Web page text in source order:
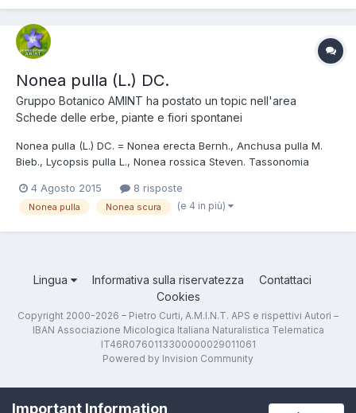
Nonea pulla (L.) DC.
Gruppo Botanico AMINT ha postato un topic nell'area
Schede delle erbe, piante e fiori spontanei
Nonea pulla (L.) DC. = Nonea erecta Bernh., Anchusa pulla M.
Bieb., Lycopsis pulla L., Nonea rossica Steven. Tassonomia
scura. Foto e descrizione Pianta erbacea perenne, interamente
setoso-ispida, alta fino a 50...
4 Agosto 2015 8 risposte
Nonea pulla Nonea scura (e 4 in più)
Lingua Informativa sulla riservatezza
Contattaci
Cookies
Copyright 2000-2026 – Pietro Curti, A.M.I.N.T. APS e rispettivi Autori –
IBAN Associazione Micologica Italiana Naturalistica Telematica
IT46R0760113300000029011061
Powered by Invision Community
Important Information